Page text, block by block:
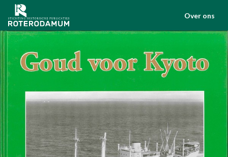
Over ons